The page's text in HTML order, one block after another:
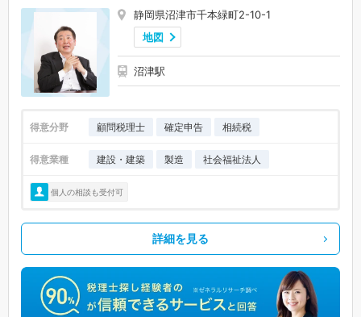
静岡県沼津市千本緑町2-10-1
地図
沼津駅
得意分野 顧問税理士 確定申告 相続税
得意業種 建設・建築 製造 社会福祉法人
個人の相談も受付可
詳細を見る